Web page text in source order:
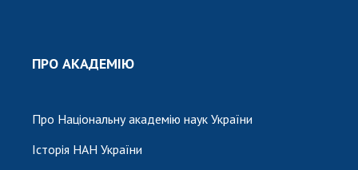
ПРО АКАДЕМІЮ
Про Національну академію наук України
Історія НАН України